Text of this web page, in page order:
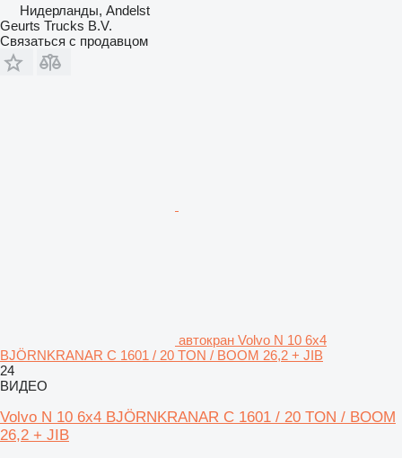
Нидерланды, Andelst
Geurts Trucks B.V.
Связаться с продавцом
автокран Volvo N 10 6x4
BJÖRNKRANAR C 1601 / 20 TON / BOOM 26,2 + JIB
24
ВИДЕО
Volvo N 10 6x4 BJÖRNKRANAR C 1601 / 20 TON / BOOM
26,2 + JIB